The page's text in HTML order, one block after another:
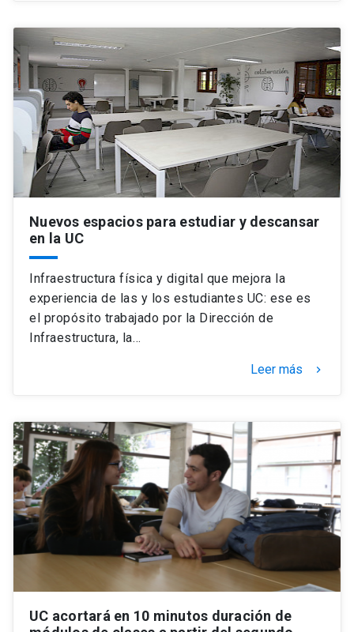
Vecinos
Donaciones launch
Nuevos espacios para estudiar y descansar
en la UC
Infraestructura física y digital que mejora la
experiencia de las y los estudiantes UC: ese es
el propósito trabajado por la Dirección de
Infraestructura, la…
Leer más keyboard_arrow_right
UC acortará en 10 minutos duración de